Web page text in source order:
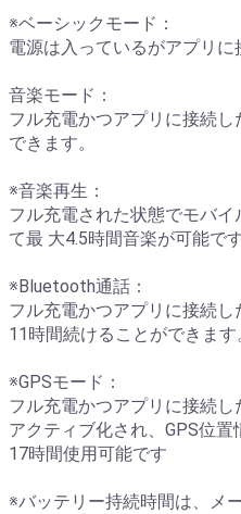
※ベーシックモード：
電源は入っているがアプリに
音楽モード：
フル充電かつアプリに接続
できます。
※音楽再生：
フル充電された状態でモバ
て最 大4.5時間音楽が可能です
※Bluetooth通話：
フル充電かつアプリに接続
11時間続けることができます
※GPSモード：
フル充電かつアプリに接続
アクティブ化され、GPS位
17時間使用可能です
※バッテリー持続時間は、メ